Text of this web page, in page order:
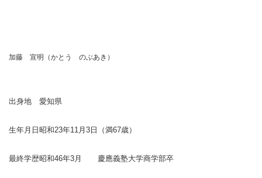
加藤 宣明（かとう のぶあき）
出身地 愛知県
生年月日 昭和23年11月3日 （満67歳）
最終学歴昭和46年3月 慶應義塾大学商学部卒